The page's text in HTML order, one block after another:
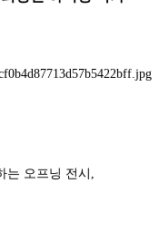
는 오프닝 전시,